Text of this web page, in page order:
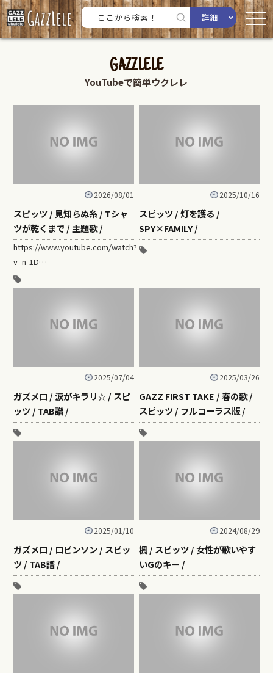
詳細
GAZZLELE
YouTubeで簡単ウクレレ
2026/08/01
スピッツ / 見知らぬ糸 / Tシャ
ツが乾くまで / 主題歌 /
https://www.youtube.com/watch?
v=n-1D…
2025/10/16
スピッツ / 灯を護る /
SPY×FAMILY /
2025/07/04
ガズメロ / 涙がキラリ☆ / スピ
ッツ / TAB譜 /
2025/03/26
GAZZ FIRST TAKE / 春の歌 /
スピッツ / フルコーラス版 /
2025/01/10
ガズメロ / ロビンソン / スピッ
ツ / TAB譜 /
2024/08/29
楓 / スピッツ / 女性が歌いやす
いGのキー /